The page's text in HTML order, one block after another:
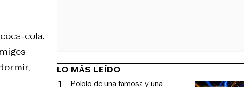
cola.
LO MÁS LEÍDO
Pololo de una famosa y una